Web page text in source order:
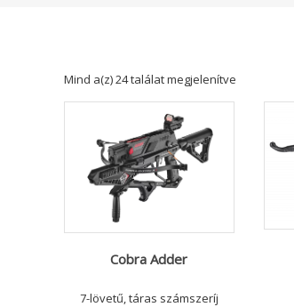
Mind a(z) 24 találat megjelenítve
Cobra Adder
7-lövetű, táras számszeríj